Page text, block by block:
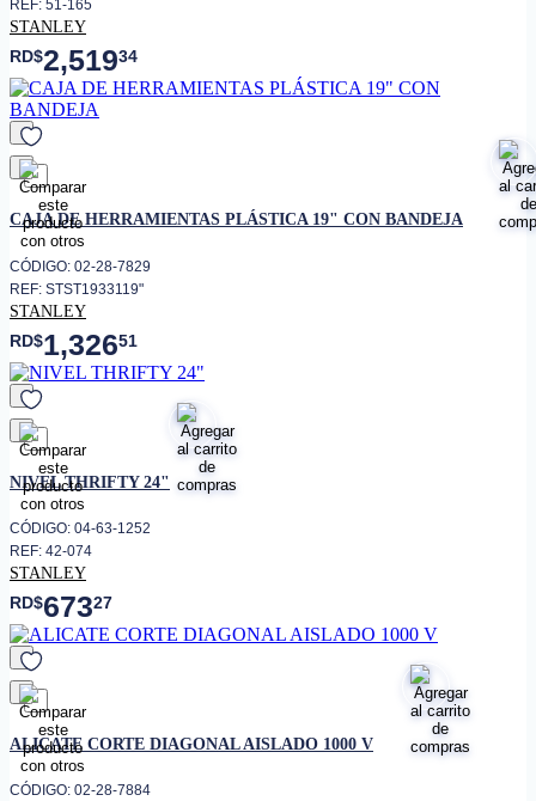
REF: 51-165
STANLEY
RD$2,51934
favorito
CAJA DE HERRAMIENTAS PLÁSTICA 19" CON BANDEJA
CÓDIGO: 02-28-7829
REF: STST1933119"
STANLEY
RD$1,32651
favorito
NIVEL THRIFTY 24"
CÓDIGO: 04-63-1252
REF: 42-074
STANLEY
RD$67327
favorito
ALICATE CORTE DIAGONAL AISLADO 1000 V
CÓDIGO: 02-28-7884